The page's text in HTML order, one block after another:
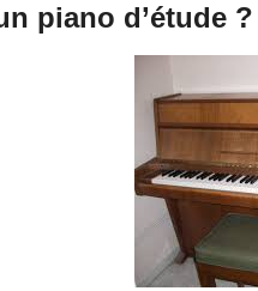
piano d’étude ?